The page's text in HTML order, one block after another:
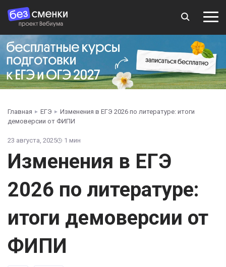
Главная ЕГЭ
Изменения в ЕГЭ 2026 по литературе: итоги
демоверсии от ФИПИ
23 августа, 2025 1 мин
Изменения в ЕГЭ
2026 по литературе:
итоги демоверсии от
ФИПИ